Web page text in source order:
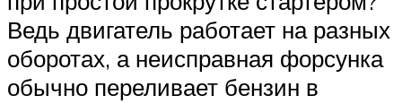
Ведь двигатель работает на разных
оборотах, а неисправная форсунка
обычно переливает бензин в